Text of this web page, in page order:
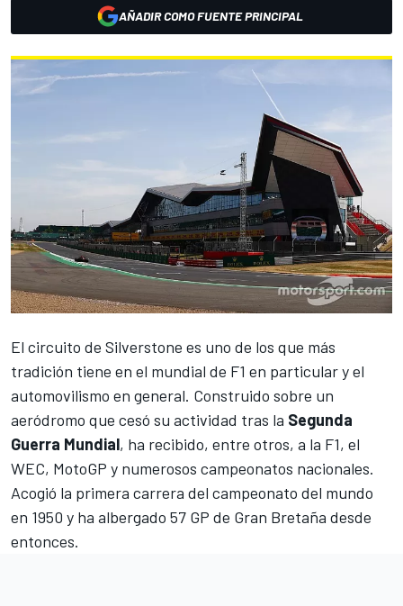
AÑADIR COMO FUENTE PRINCIPAL
El circuito de Silverstone es uno de los que más
tradición tiene en el mundial de F1 en particular y el
automovilismo en general. Construido sobre un
aeródromo que cesó su actividad tras la Segunda
Guerra Mundial, ha recibido, entre otros, a la F1, el
WEC, MotoGP y numerosos campeonatos nacionales.
Acogió la primera carrera del campeonato del mundo
en 1950 y ha albergado 57 GP de Gran Bretaña desde
entonces.